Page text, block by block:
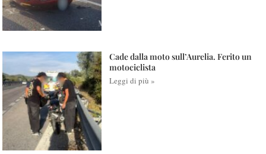
Cade dalla moto sull’Aurelia. Ferito un
motociclista
Leggi di più »